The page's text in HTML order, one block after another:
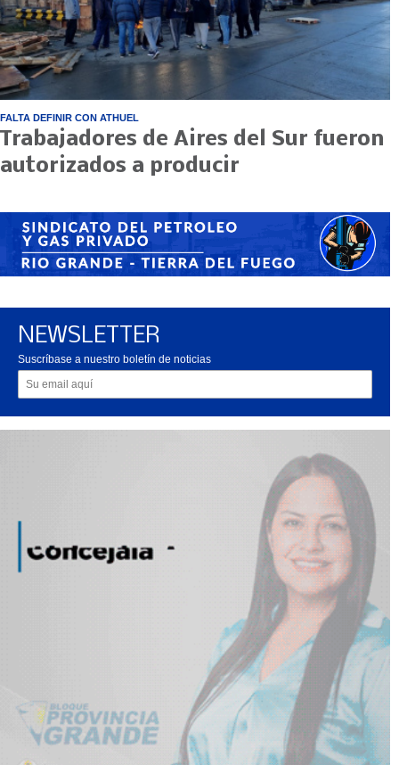
FALTA DEFINIR CON ATHUEL
Trabajadores de Aires del Sur fueron
autorizados a producir
NEWSLETTER
Suscríbase a nuestro boletín de noticias